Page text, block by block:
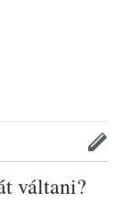
váltani?